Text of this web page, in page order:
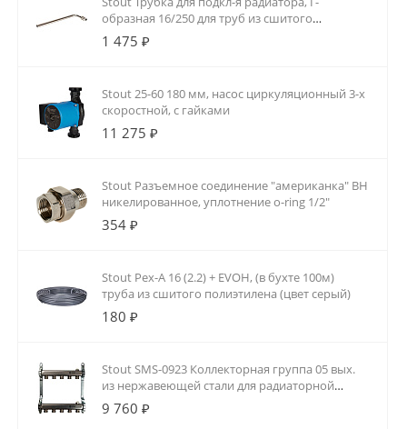
образная 16/250 для труб из сшитого
полиэтилена аксиальный
1 475 ₽
Stout 25-60 180 мм, насос циркуляционный 3-х
скоростной, с гайками
11 275 ₽
Stout Разъемное соединение "американка" ВН
никелированное, уплотнение o-ring 1/2"
354 ₽
Stout Pex-A 16 (2.2) + EVOH, (в бухте 100м)
труба из сшитого полиэтилена (цвет серый)
180 ₽
Stout SMS-0923 Коллекторная группа 05 вых.
из нержавеющей стали для радиаторной
разводки
9 760 ₽